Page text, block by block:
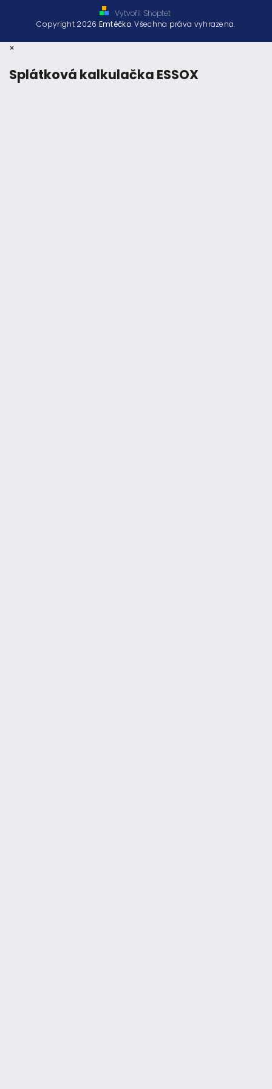
Vytvořil Shoptet
Copyright 2026 Emtéčko. Všechna práva vyhrazena.
×
Splátková kalkulačka ESSOX